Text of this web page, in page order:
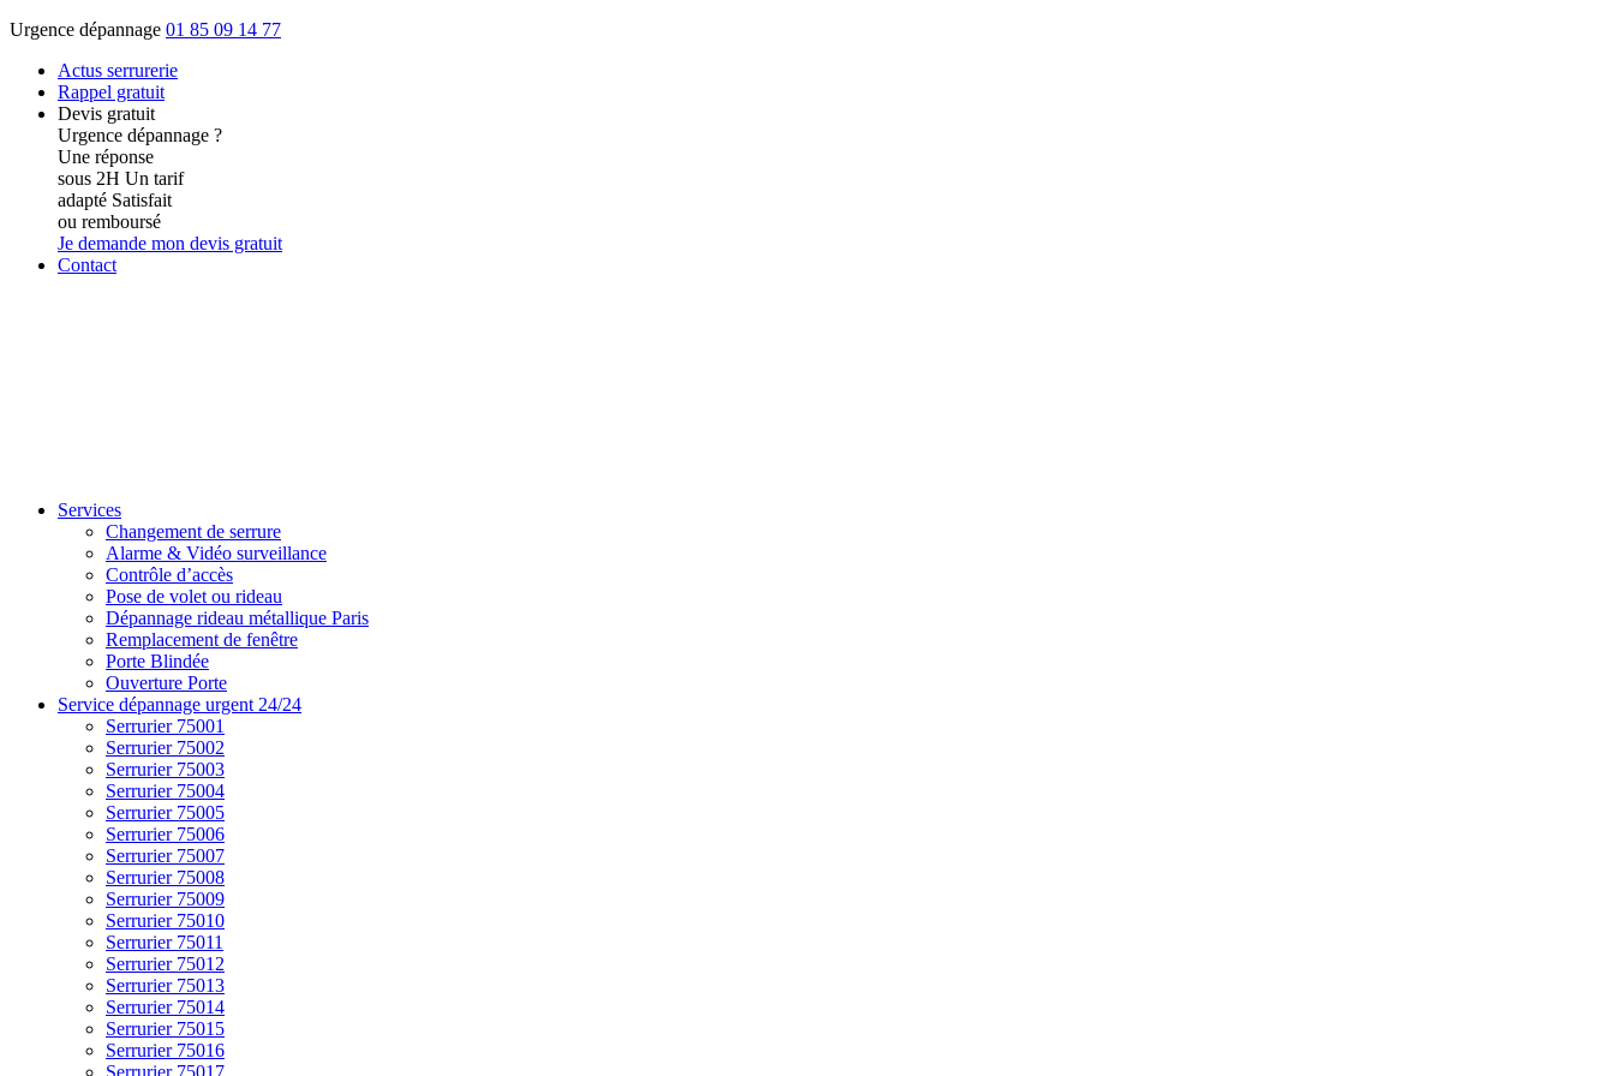
Urgence dépannage 01 85 09 14 77
Actus serrurerie
Rappel gratuit
Devis gratuit
Urgence dépannage ?
Une réponse
sous 2H Un tarif
adapté Satisfait
ou remboursé
Je demande mon devis gratuit
Contact
Services
Changement de serrure
Alarme & Vidéo surveillance
Contrôle d’accès
Pose de volet ou rideau
Dépannage rideau métallique Paris
Remplacement de fenêtre
Porte Blindée
Ouverture Porte
Service dépannage urgent 24/24
Serrurier 75001
Serrurier 75002
Serrurier 75003
Serrurier 75004
Serrurier 75005
Serrurier 75006
Serrurier 75007
Serrurier 75008
Serrurier 75009
Serrurier 75010
Serrurier 75011
Serrurier 75012
Serrurier 75013
Serrurier 75014
Serrurier 75015
Serrurier 75016
Serrurier 75017